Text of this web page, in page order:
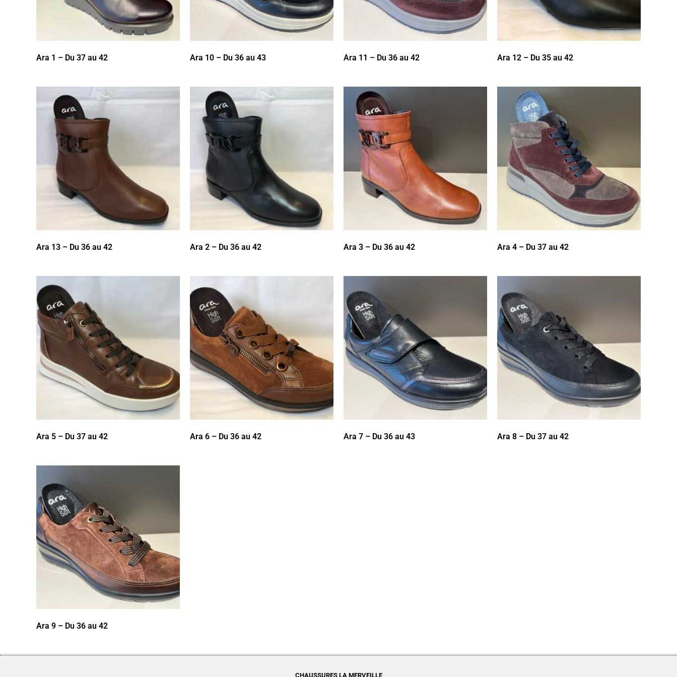
Ara 1 – Du 37 au 42 Ara 10 – Du 36 au 43 Ara 11 – Du 36 au 42 Ara 12 – Du 35 au 42
Ara 13 – Du 36 au 42 Ara 2 – Du 36 au 42 Ara 3 – Du 36 au 42 Ara 4 – Du 37 au 42
Ara 5 – Du 37 au 42 Ara 6 – Du 36 au 42 Ara 7 – Du 36 au 43 Ara 8 – Du 37 au 42
Ara 9 – Du 36 au 42
CHAUSSURES LA MERVEILLE